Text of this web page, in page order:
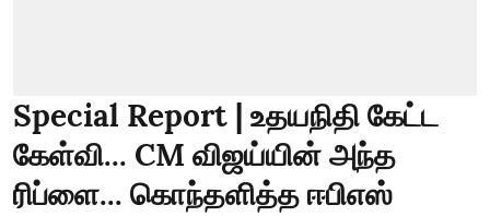
Special Report | உதயநிதி கேட்ட
கேள்வி... CM விஜய்யின் அந்த
ரிப்ளை... கொந்தளித்த ஈபிஎஸ்